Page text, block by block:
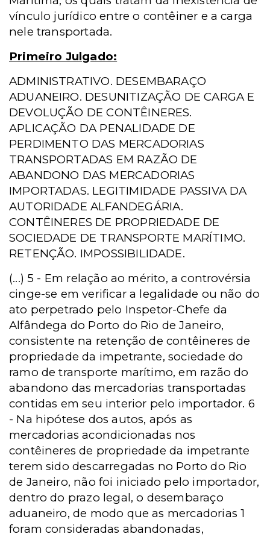
vínculo jurídico entre o contêiner e a carga
nele transportada.
Primeiro Julgado:
ADMINISTRATIVO. DESEMBARAÇO
ADUANEIRO. DESUNITIZAÇÃO DE CARGA E
DEVOLUÇÃO DE CONTÊINERES.
APLICAÇÃO DA PENALIDADE DE
PERDIMENTO DAS MERCADORIAS
TRANSPORTADAS EM RAZÃO DE
ABANDONO DAS MERCADORIAS
IMPORTADAS. LEGITIMIDADE PASSIVA DA
AUTORIDADE ALFANDEGÁRIA.
CONTÊINERES DE PROPRIEDADE DE
SOCIEDADE DE TRANSPORTE MARÍTIMO.
RETENÇÃO. IMPOSSIBILIDADE.
(...) 5 - Em relação ao mérito, a controvérsia
cinge-se em verificar a legalidade ou não do
ato perpetrado pelo Inspetor-Chefe da
Alfândega do Porto do Rio de Janeiro,
consistente na retenção de contêineres de
propriedade da impetrante, sociedade do
ramo de transporte marítimo, em razão do
abandono das mercadorias transportadas
contidas em seu interior pelo importador. 6
- Na hipótese dos autos, após as
mercadorias acondicionadas nos
contêineres de propriedade da impetrante
terem sido descarregadas no Porto do Rio
de Janeiro, não foi iniciado pelo importador,
dentro do prazo legal, o desembaraço
aduaneiro, de modo que as mercadorias 1
foram consideradas abandonadas,